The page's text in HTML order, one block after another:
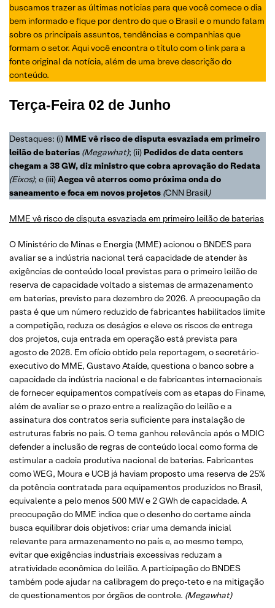
buscamos trazer as últimas notícias para que você comece o dia
bem informado e fique por dentro do que o Brasil e o mundo falam
sobre os principais assuntos, tendências e companhias que
formam o setor. Aqui você encontra o título com o link para a
fonte original da notícia, além de uma breve descrição do
conteúdo.
Terça-Feira 02 de Junho
Destaques: (i) MME vê risco de disputa esvaziada em primeiro
leilão de baterias (Megawhat); (ii) Pedidos de data centers
chegam a 38 GW, diz ministro que cobra aprovação do Redata
(Eixos); e (iii)Aegea vê aterros como próxima onda do
saneamento e foca em novos projetos (CNN Brasil)
MME vê risco de disputa esvaziada em primeiro leilão de baterias
O Ministério de Minas e Energia (MME) acionou o BNDES para
avaliar se a indústria nacional terá capacidade de atender às
exigências de conteúdo local previstas para o primeiro leilão de
reserva de capacidade voltado a sistemas de armazenamento
em baterias, previsto para dezembro de 2026. A preocupação da
pasta é que um número reduzido de fabricantes habilitados limite
a competição, reduza os deságios e eleve os riscos de entrega
dos projetos, cuja entrada em operação está prevista para
agosto de 2028. Em ofício obtido pela reportagem, o secretário-
executivo do MME, Gustavo Ataíde, questiona o banco sobre a
capacidade da indústria nacional e de fabricantes internacionais
de fornecer equipamentos compatíveis com as etapas do Finame,
além de avaliar se o prazo entre a realização do leilão e a
assinatura dos contratos seria suficiente para instalação de
estruturas fabris no país. O tema ganhou relevância após o MDIC
defender a inclusão de regras de conteúdo local como forma de
estimular a cadeia produtiva nacional de baterias. Fabricantes
como WEG, Moura e UCB já haviam proposto uma reserva de 25%
da potência contratada para equipamentos produzidos no Brasil,
equivalente a pelo menos 500 MW e 2 GWh de capacidade. A
preocupação do MME indica que o desenho do certame ainda
busca equilibrar dois objetivos: criar uma demanda inicial
relevante para armazenamento no país e, ao mesmo tempo,
evitar que exigências industriais excessivas reduzam a
atratividade econômica do leilão. A participação do BNDES
também pode ajudar na calibragem do preço-teto e na mitigação
de questionamentos por órgãos de controle. (Megawhat)